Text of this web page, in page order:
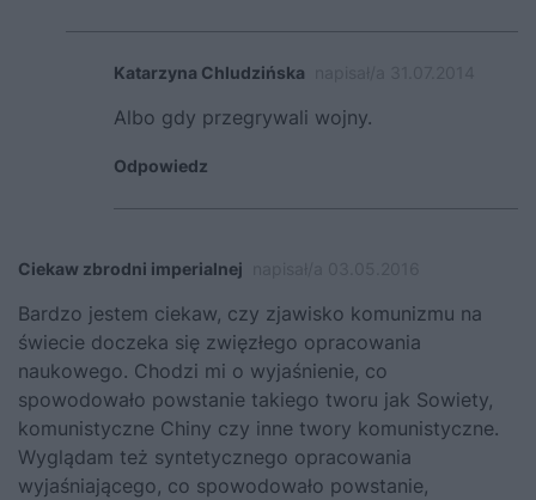
Katarzyna Chludzińska
Albo gdy przegrywali wojny.
Odpowiedz
Ciekaw zbrodni imperialnej
Bardzo jestem ciekaw, czy zjawisko komunizmu na
świecie doczeka się zwięzłego opracowania
naukowego. Chodzi mi o wyjaśnienie, co
spowodowało powstanie takiego tworu jak Sowiety,
komunistyczne Chiny czy inne twory komunistyczne.
Wyglądam też syntetycznego opracowania
wyjaśniającego, co spowodowało powstanie,